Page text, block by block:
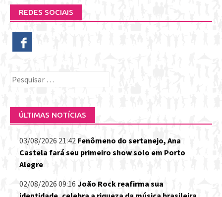
REDES SOCIAIS
Pesquisar
ÚLTIMAS NOTÍCIAS
03/08/2026 21:42 Fenômeno do sertanejo, Ana
Castela fará seu primeiro show solo em Porto
Alegre
02/08/2026 09:16 João Rock reafirma sua